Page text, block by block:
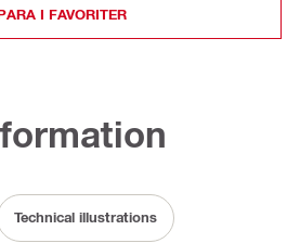
I FAVORITER
Technical illustrations